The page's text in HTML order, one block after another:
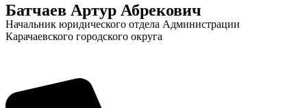
Батчаев Артур Абрекович
Начальник юридического отдела Администрации
Карачаевского городского округа